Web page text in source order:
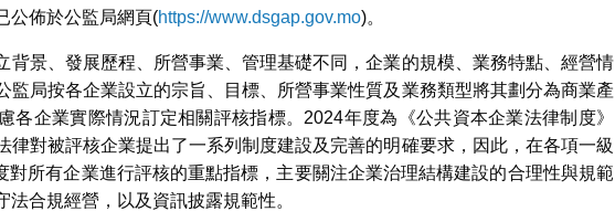
公佈於公監局網頁(https://www.dsgap.gov.mo)。
背景、發展歷程、所營事業、管理基礎不同，企業的規模、業務特點、經營情
監局按各企業設立的宗旨、目標、所營事業性質及業務類型將其劃分為商業產
各企業實際情況訂定相關評核指標。2024年度為《公共資本企業法律制度》
律對被評核企業提出了一系列制度建設及完善的明確要求，因此，在各項一級
對所有企業進行評核的重點指標，主要關注企業治理結構建設的合理性與規範
合規經營，以及資訊披露規範性。